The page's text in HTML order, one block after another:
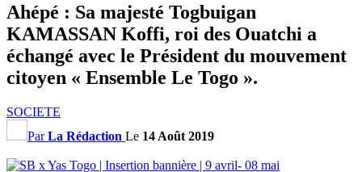
Ahépé : Sa majesté Togbuigan
KAMASSAN Koffi, roi des Ouatchi a
échangé avec le Président du mouvement
citoyen « Ensemble Le Togo ».
SOCIETE
ParLa Rédaction Le 14 Août 2019